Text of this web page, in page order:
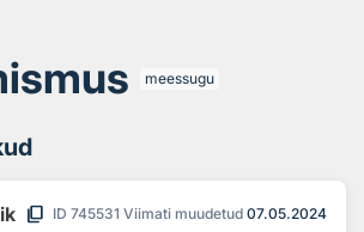
meessugu
content_copy ID 745531 Viimati muudetud 07.05.2024